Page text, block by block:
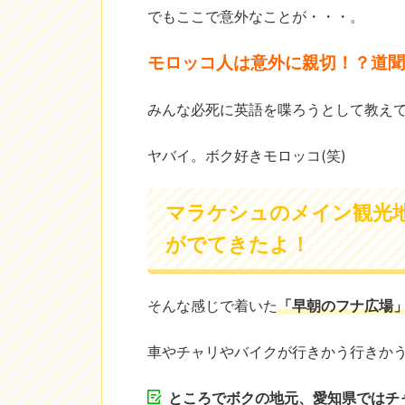
でもここで意外なことが・・・。
モロッコ人は意外に親切！？道
みんな必死に英語を喋ろうとして教え
ヤバイ。ボク好きモロッコ(笑)
マラケシュのメイン観
がでてきたよ！
そんな感じで着いた「早朝のフナ広場
車やチャリやバイクが行きかう行きか
ところでボクの地元、愛知県では